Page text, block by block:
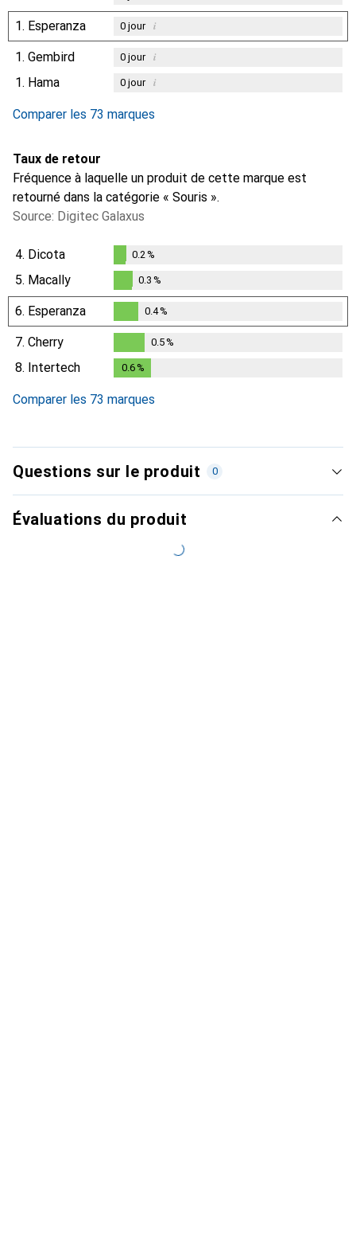
1. Esperanza 0jour i
1. Gembird 0jour i
1. Hama 0jour i
Comparer les 73 marques
Taux de retour
Fréquence à laquelle un produit de cette marque est
retourné dans la catégorie « Souris ».
Source: Digitec Galaxus
4. Dicota
%
0.2 %
5. Macally
0.3%
0.3 %
6. Esperanza
0.4%
0.4%
7. Cherry
0.5%
0.5%
8. Intertech 0.6%
Comparer les 73 marques
Questions sur le produit 0
Évaluations du produit